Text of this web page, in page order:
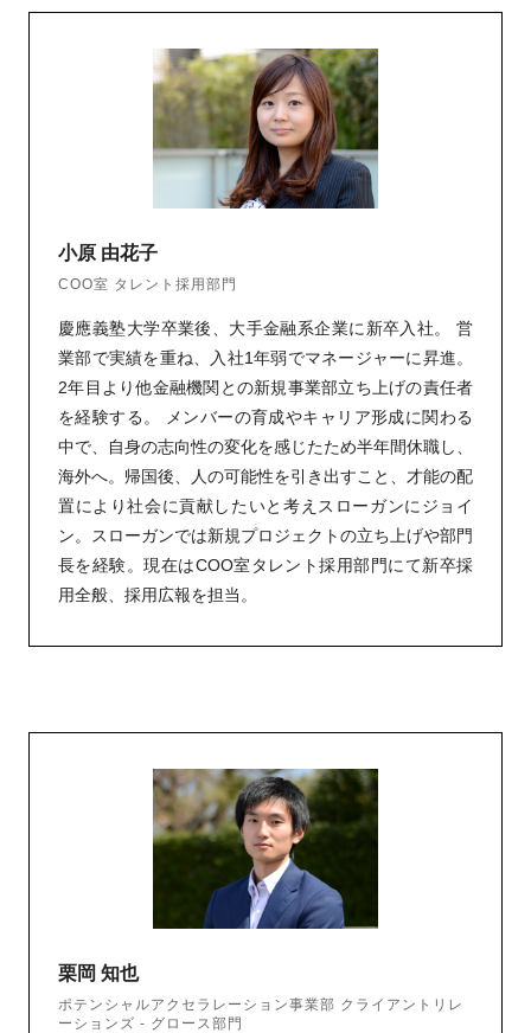
小原 由花子
COO室 タレント採用部門
慶應義塾大学卒業後、大手金融系企業に新卒入社。 営
業部で実績を重ね、入社1年弱でマネージャーに昇進。
2年目より他金融機関との新規事業部立ち上げの責任者
を経験する。 メンバーの育成やキャリア形成に関わる
中で、自身の志向性の変化を感じたため半年間休職し、
海外へ。帰国後、人の可能性を引き出すこと、才能の配
置により社会に貢献したいと考えスローガンにジョイ
ン。スローガンでは新規プロジェクトの立ち上げや部門
長を経験。現在はCOO室タレント採用部門にて新卒採
用全般、採用広報を担当。
栗岡 知也
ポテンシャルアクセラレーション事業部 クライアントリレ
ーションズ - グロース部門